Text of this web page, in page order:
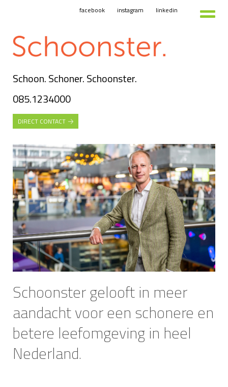
facebook instagram linkedin
Schoon. Schoner. Schoonster.
085.1234000
DIRECT CONTACT
Schoonster gelooft in meer
aandacht voor een schonere en
betere leefomgeving in heel
Nederland.